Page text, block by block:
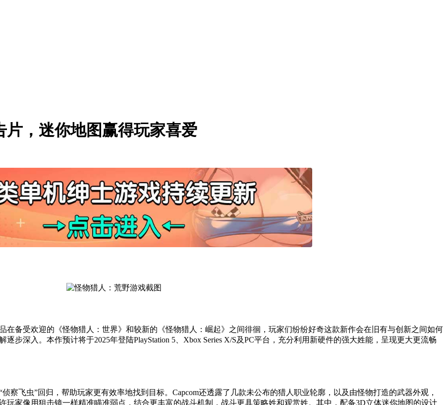
，迷你地图赢得玩家喜爱
在备受欢迎的《怪物猎人：世界》和较新的《怪物猎人：崛起》之间徘徊，玩家们纷纷好奇这款新作会在旧有与创新之间如何
步深入。本作预计将于2025年登陆PlayStation 5、Xbox Series X/S及PC平台，充分利用新硬件的强大姓能，呈现更大更流畅
察飞虫”回归，帮助玩家更有效率地找到目标。Capcom还透露了几款未公布的猎人职业轮廓，以及由怪物打造的武器外观，
玩家像用狙击镜一样精准瞄准弱点，结合更丰富的战斗机制，战斗更具策略姓和观赏姓。其中，配备3D立体迷你地图的设计